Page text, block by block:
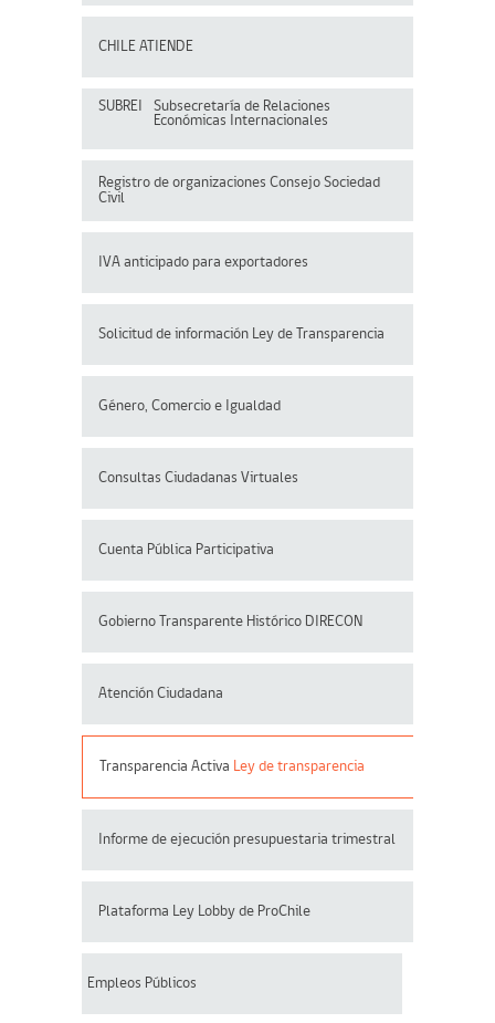
CHILE ATIENDE
SUBREI
Subsecretaría de Relaciones
Económicas Internacionales
Registro de organizaciones Consejo Sociedad
Civil
IVA anticipado para exportadores
Solicitud de información Ley de Transparencia
Género, Comercio e Igualdad
Consultas Ciudadanas Virtuales
Cuenta Pública Participativa
Gobierno Transparente Histórico DIRECON
Atención Ciudadana
Transparencia Activa Ley de transparencia
Informe de ejecución presupuestaria trimestral
Plataforma Ley Lobby de ProChile
Empleos Públicos